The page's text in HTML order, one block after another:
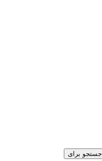
جستجو برای